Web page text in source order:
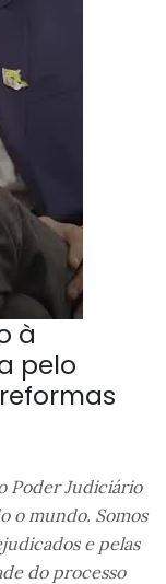
à
pelo
Poder Judiciário
o mundo. Somos
e pelas
do processo